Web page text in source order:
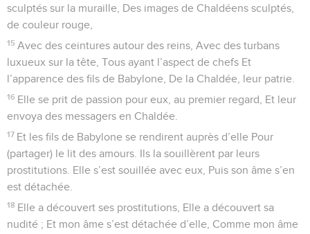
sculptés sur la muraille, Des images de Chaldéens sculptés,
de couleur rouge,
15 Avec des ceintures autour des reins, Avec des turbans
luxueux sur la tête, Tous ayant l’aspect de chefs Et
l’apparence des fils de Babylone, De la Chaldée, leur patrie.
16 Elle se prit de passion pour eux, au premier regard, Et leur
envoya des messagers en Chaldée.
17 Et les fils de Babylone se rendirent auprès d’elle Pour
(partager) le lit des amours. Ils la souillèrent par leurs
prostitutions. Elle s’est souillée avec eux, Puis son âme s’en
est détachée.
18 Elle a découvert ses prostitutions, Elle a découvert sa
nudité ; Et mon âme s’est détachée d’elle, Comme mon âme